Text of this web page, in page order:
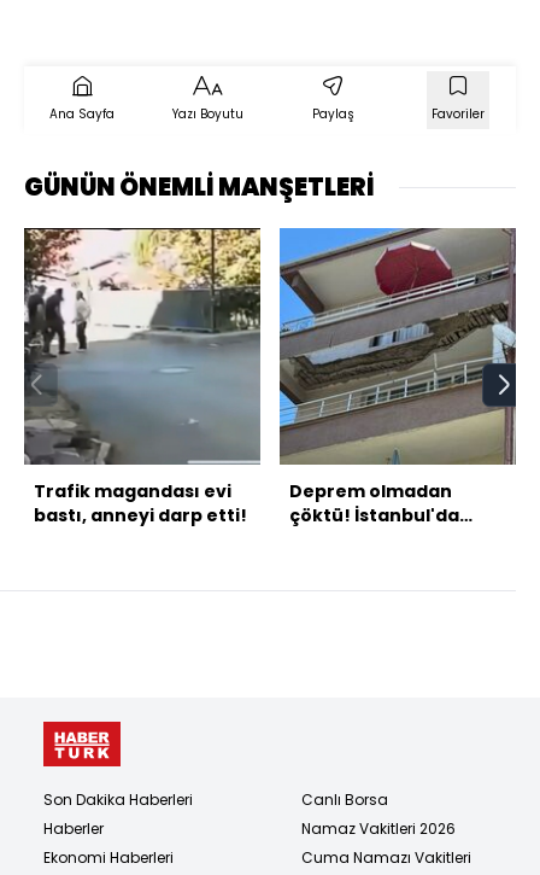
Ana Sayfa Yazı Boyutu Paylaş Favoriler
GÜNÜN ÖNEMLİ MANŞETLERİ
Trafik magandası evi
bastı, anneyi darp etti!
Deprem olmadan
çöktü! İstanbul'da
Son Dakika Haberleri
Haberler
Ekonomi Haberleri
Canlı Borsa
Namaz Vakitleri 2026
Cuma Namazı Vakitleri